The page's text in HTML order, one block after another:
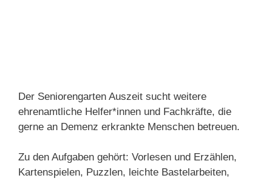
Zeit mit Gott – wo steht dein Sessel?
Hauskreisforen – Leben im Herzen der
Gemeinde
Betriebsanleitung Tageslicht-Beamer
Der Seniorengarten Auszeit sucht weitere
ehrenamtliche Helfer*innen und Fachkräfte, die
gerne an Demenz erkrankte Menschen betreuen.
Zu den Aufgaben gehört: Vorlesen und Erzählen,
Kartenspielen, Puzzlen, leichte Bastelarbeiten,